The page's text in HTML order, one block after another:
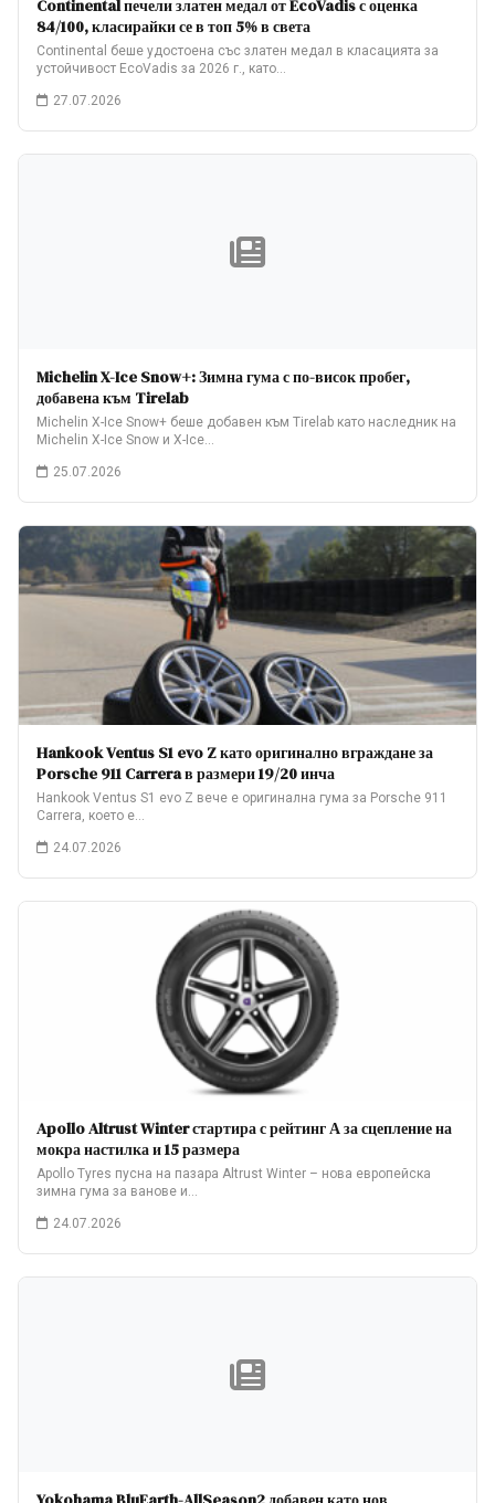
Continental печели златен медал от EcoVadis с оценка
84/100, класирайки се в топ 5% в света
Continental беше удостоена със златен медал в класацията за
устойчивост EcoVadis за 2026 г., като…
27.07.2026
Michelin X-Ice Snow+: Зимна гума с по-висок пробег,
добавена към Tirelab
Michelin X-Ice Snow+ беше добавен към Tirelab като наследник на
Michelin X-Ice Snow и X-Ice…
25.07.2026
Hankook Ventus S1 evo Z като оригинално вграждане за
Porsche 911 Carrera в размери 19/20 инча
Hankook Ventus S1 evo Z вече е оригинална гума за Porsche 911
Carrera, което е…
24.07.2026
Apollo Altrust Winter стартира с рейтинг А за сцепление на
мокра настилка и 15 размера
Apollo Tyres пусна на пазара Altrust Winter – нова европейска
зимна гума за ванове и…
24.07.2026